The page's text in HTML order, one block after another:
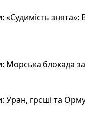
блокада
гроші та